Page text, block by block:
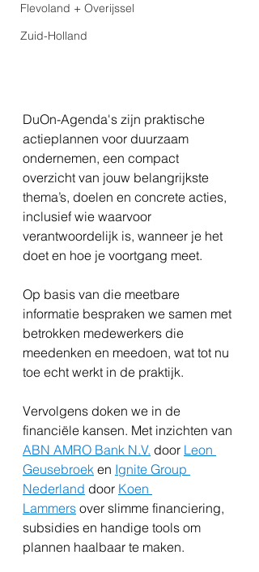
Flevoland + Overijssel
Zuid-Holland
DuOn-Agenda's zijn praktische
actieplannen voor duurzaam
ondernemen, een compact
overzicht van jouw belangrijkste
thema’s, doelen en concrete acties,
inclusief wie waarvoor
verantwoordelijk is, wanneer je het
doet en hoe je voortgang meet.
Op basis van die meetbare
informatie bespraken we samen met
betrokken medewerkers die
meedenken en meedoen, wat tot nu
toe echt werkt in de praktijk.
Vervolgens doken we in de
financiële kansen. Met inzichten van
ABN AMRO Bank N.V. door Leon
Geusebroek en Ignite Group
Nederland door Koen
Lammers over slimme financiering,
subsidies en handige tools om
plannen haalbaar te maken.